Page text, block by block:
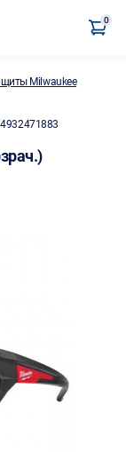
0
Milwaukee